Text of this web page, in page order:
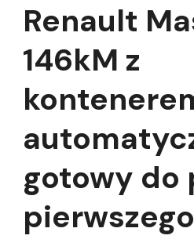
Renault
146kM z
gotowy do